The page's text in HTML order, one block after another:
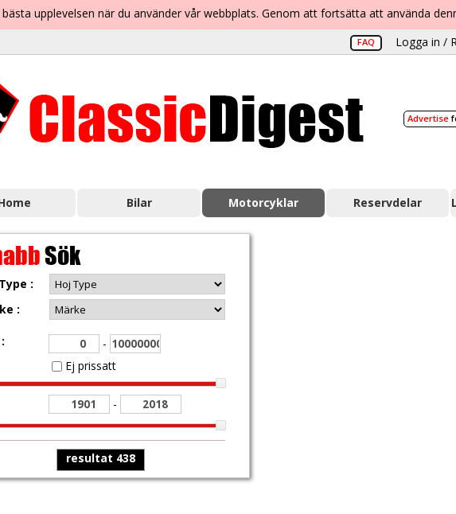
upplevelsen när du använder vår webbplats. Genom att fortsätta att använda
FAQ Logga in /
Advertise
Bilar Motorcyklar Reservdelar
Sök
:
:
-
Ej prissatt
-